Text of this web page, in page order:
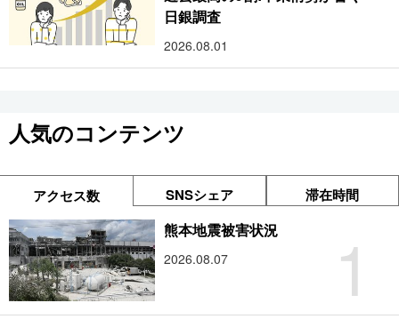
日銀調査
2026.08.01
人気のコンテンツ
アクセス数 SNSシェア 滞在時間
1
熊本地震被害状況
2026.08.07